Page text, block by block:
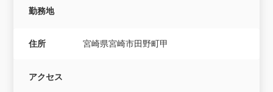
勤務地
住所 宮崎県宮崎市田野町甲
アクセス